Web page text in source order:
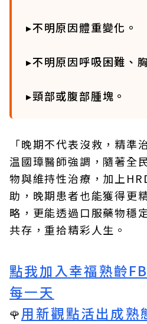
▸不明原因體重變化。
▸不明原因呼吸困難、
▸頸部或腹部腫塊。
「晚期不代表沒救，精準
温國璋醫師強調，隨著全
物與維持性治療，加上
助，晚期患者也能獲得更
略，更能透過口服藥物穩
共存，重拾精彩人生。
點我加入幸福熟齡
每一天
🌹用新觀點活出成熟